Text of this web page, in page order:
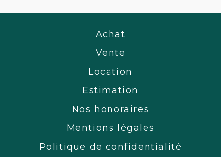
Achat
Vente
Location
Estimation
Nos honoraires
Mentions légales
Politique de confidentialité